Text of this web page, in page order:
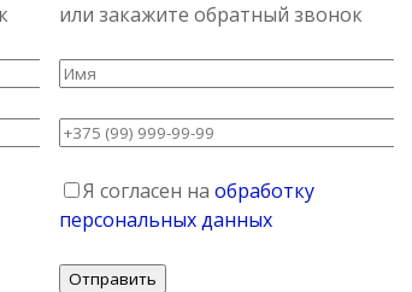
или закажите обратный звонок
Я согласен на обработку
персональных данных